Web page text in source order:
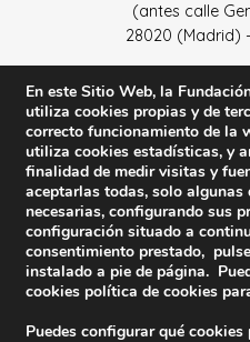
(antes calle
28020 (Madrid)
Política de Privacidad y
son seguros–Política de
de
En este Sitio Web, la
utiliza cookies propias y de
correcto funcionamiento de la
utiliza cookies estadísticas, y
finalidad de medir visitas y
aceptarlas todas, solo
necesarias, configurando sus
configuración situado a
consentimiento prestado,
instalado a pie de página.
cookies política de cookies
Puedes configurar qué